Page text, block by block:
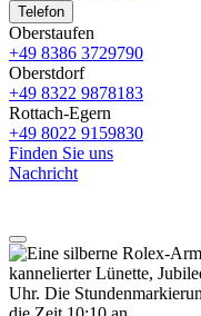
Telefon
Oberstaufen
+49 8386 3729790
Oberstdorf
+49 8322 9878183
Rottach-Egern
+49 8022 9159830
Finden Sie uns
Nachricht